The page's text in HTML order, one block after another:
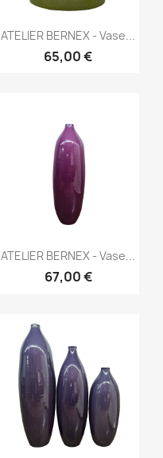
Aperçu rapide
ATELIER BERNEX - Vase...
65,00 €
Aperçu rapide
ATELIER BERNEX - Vase...
67,00 €